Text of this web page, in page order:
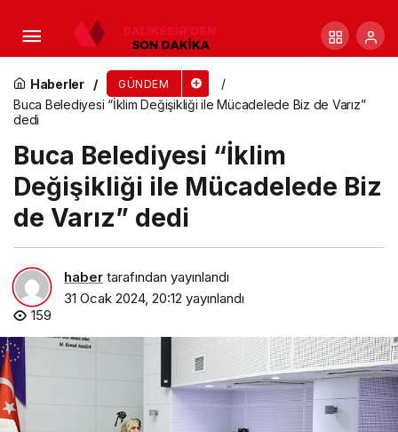
Haberler GÜNDEM
Buca Belediyesi “İklim Değişikliği ile Mücadelede Biz de Varız”
dedi
Buca Belediyesi “İklim
Değişikliği ile Mücadelede Biz
de Varız” dedi
haber tarafından yayınlandı
31 Ocak 2024, 20:12 yayınlandı
159
İnegöl İstişare Kültürüyle Gelişiyor